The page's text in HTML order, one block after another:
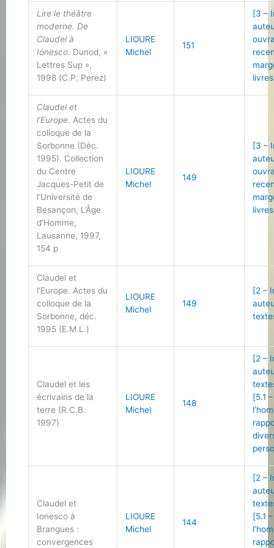
Lire le théâtre
moderne. De
Claudel à
Ionesco. Dunod, «
Lettres Sup »,
1998 (C.P. Perez)
LIOURE
Michel
151
[3 –
Claudel et
l’Europe. Actes du
colloque de la
Sorbonne (Déc.
1995). Collection
du Centre
Jacques-Petit de
l’Université de
Besançon, L’Âge
d’Homme,
Lausanne, 1997,
154 p
LIOURE
Michel
149
[3 –
Claudel et
l’Europe. Actes du
colloque de la
Sorbonne, déc.
1995 (E.M.L.)
LIOURE
Michel
149
[2 –
Claudel et les
écrivains de la
terre (R.C.B.
1997)
LIOURE
Michel
148
[2 –
[5.1
Claudel et
Ionesco à
Brangues :
convergences
LIOURE
Michel
144
[2 –
[5.1